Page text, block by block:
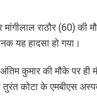
राठौर (60) की
यह हादसा हो गया।
कुमार की मौके पर ही
कोटा के एमबीएस